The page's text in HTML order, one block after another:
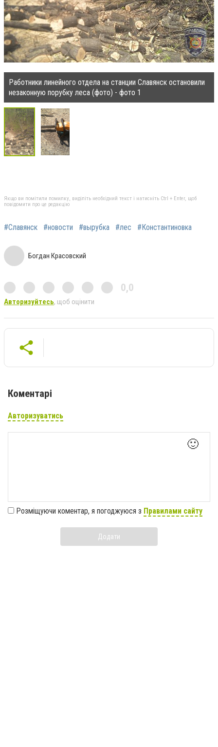
Работники линейного отдела на станции Славянск остановили
незаконную порубку леса (фото) - фото 1
Якщо ви помітили помилку, виділіть необхідний текст і натисніть Ctrl + Enter, щоб
повідомити про це редакцію
#Славянск #новости #вырубка #лес #Константиновка
Богдан Красовский
0,0
Авторизуйтесь, щоб оцінити
Коментарі
Авторизуватись
🙂
Розміщуючи коментар, я погоджуюся з Правилами сайту
Додати